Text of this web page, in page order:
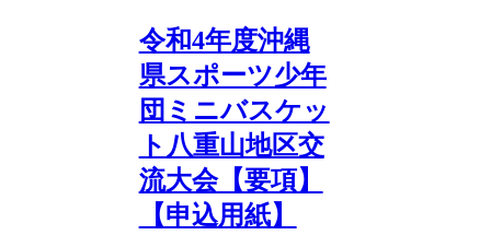
令和4年度沖縄
県スポーツ少年
団ミニバスケッ
ト八重山地区交
流大会【要項】
【申込用紙】